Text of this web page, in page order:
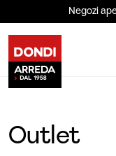
Negozi
Outlet